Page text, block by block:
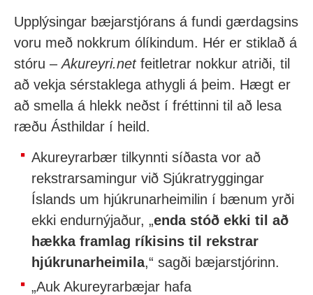
Upplýsingar bæjarstjórans á fundi gærdagsins
voru með nokkrum ólíkindum. Hér er stiklað á
stóru –Akureyri.netfeitletrar nokkur atriði, til
að vekja sérstaklega athygli á þeim. Hægt er
að smella á hlekk neðst í fréttinni til að lesa
ræðu Ásthildar í heild.
Akureyrarbær tilkynnti síðasta vor að
rekstrarsamingur við Sjúkratryggingar
Íslands um hjúkrunarheimilin í bænum yrði
ekki endurnýjaður, „enda stóð ekki til að
hækka framlag ríkisins til rekstrar
hjúkrunarheimila,“ sagði bæjarstjórinn.
„Auk Akureyrarbæjar hafa